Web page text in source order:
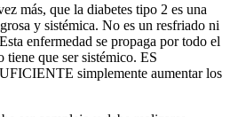
más, que la diabetes tipo 2 es una
y sistémica. No es un resfriado ni
enfermedad se propaga por todo el
tiene que ser sistémico. ES
simplemente aumentar los